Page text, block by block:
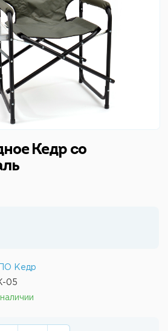
Кедр со
Кедр
05